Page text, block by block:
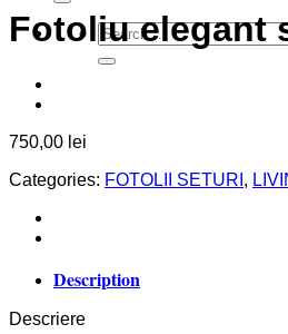
Search
for:
Fotoliu elegant
750,00 lei
Categories: FOTOLII SETURI ,
Description
Descriere